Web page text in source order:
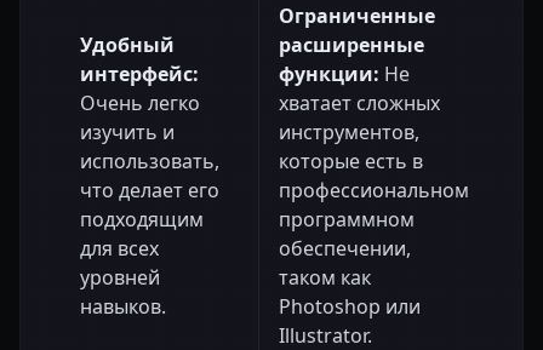
Удобный
интерфейс:
Очень легко
изучить и
использовать,
что делает его
подходящим
для всех
уровней
навыков.
Ограниченные
расширенные
функции: Не
хватает сложных
инструментов,
которые есть в
профессиональном
программном
обеспечении,
таком как
Photoshop или
Illustrator.